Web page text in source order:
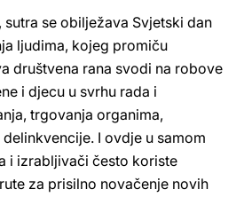
sutra se obilježava Svjetski dan
ljudima, kojeg promiču
društvena rana svodi na robove
i djecu u svrhu rada i
trgovanja organima,
I ovdje u samom
i izrabljivači često koriste
za prisilno novačenje novih